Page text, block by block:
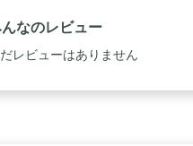
らすことができるそして回復時
ドは快適で自然に見える、パデ
適切な量を追加します。誰も
が、あなたの姿に気づくでしょ
なのレビュー
だレビューはありません